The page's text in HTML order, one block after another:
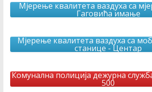
Мјерење квалитета ваздуха са
Гаговића имање
Мјерење квалитета ваздуха са
станице - Центар
Комунална полиција дежурна
500